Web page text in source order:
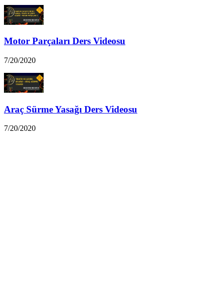
Motor Parçaları Ders Videosu
7/20/2020
Araç Sürme Yasağı Ders Videosu
7/20/2020